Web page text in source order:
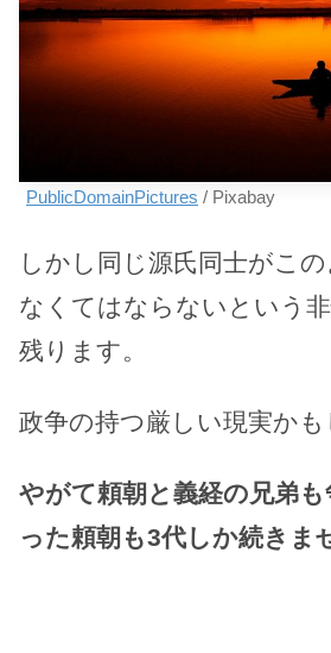
PublicDomainPictures / Pixabay
しかし同じ源氏同士がこ
なくてはならないという
残ります。
政争の持つ厳しい現実かも
やがて頼朝と義経の兄弟も
った頼朝も3代しか続きま